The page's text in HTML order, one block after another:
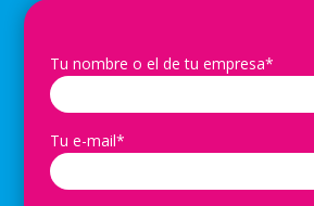
Tu nombre o el de tu empresa*
Tu e-mail*